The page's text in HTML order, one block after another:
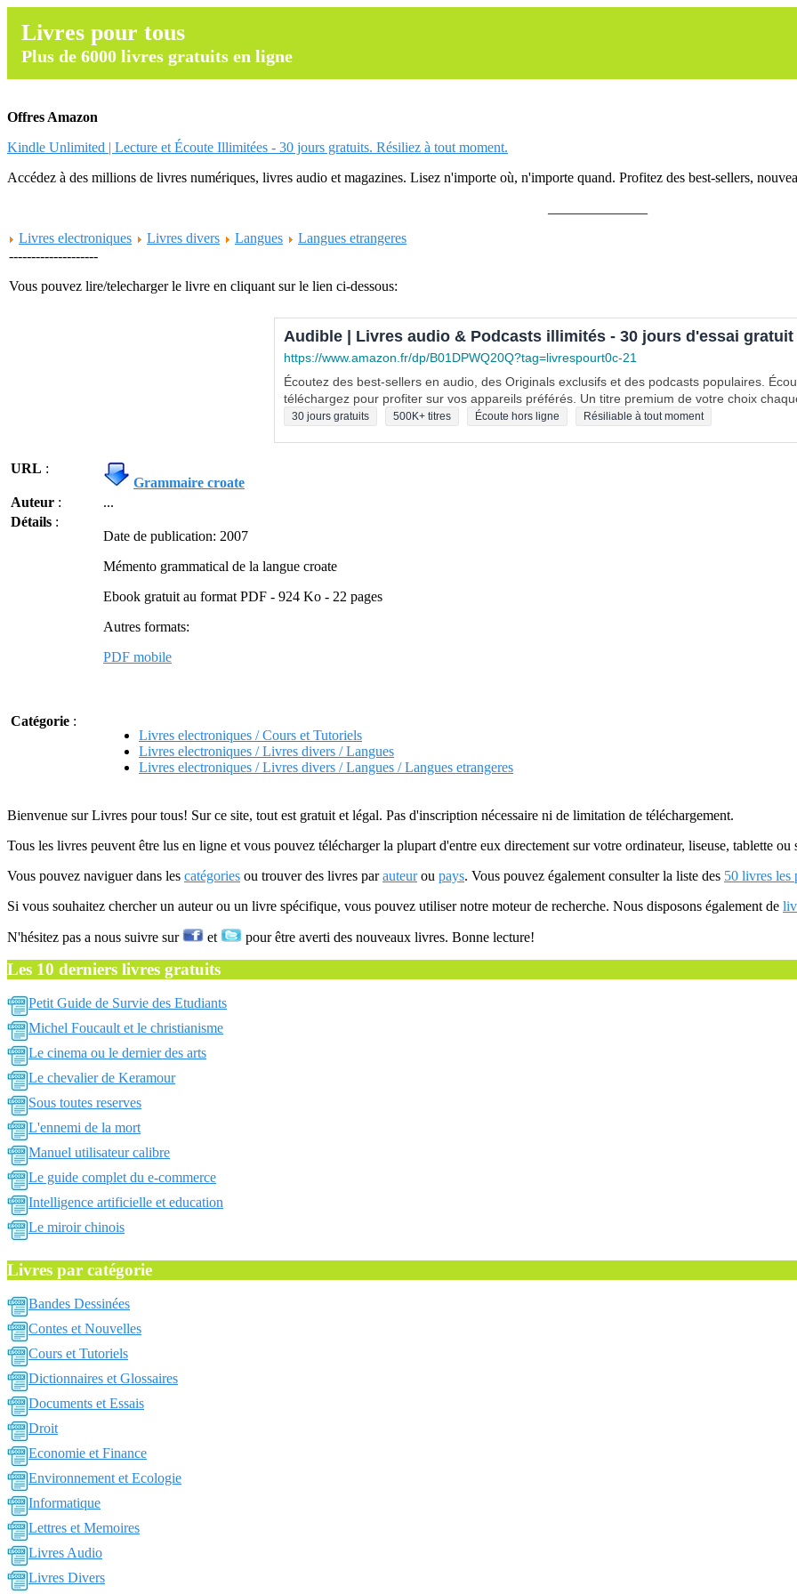
Livres pour tous
Plus de 6000 livres gratuits en ligne
Offres Amazon
Kindle Unlimited | Lecture et Écoute Illimitées - 30 jours gratuits. Résiliez à tout moment.
Accédez à des millions de livres numériques, livres audio et magazines. Lisez n'importe où, n'importe quand. Profitez des best-sellers,
Livres electroniques
Livres divers Langues
Langues etrangeres
--------------------
Vous pouvez lire/telecharger le livre en cliquant sur le lien ci-dessous:
Audible | Livres audio & Podcasts illimités - 30 jours d'essai gratuit
https://www.amazon.fr/dp/B01DPWQ20Q?tag=livrespourt0c-21
Écoutez des best-sellers en audio, des Originals exclusifs et des podcasts populaires.
téléchargez pour profiter sur vos appareils préférés. Un titre premium de votre choix
30 jours gratuits 500K+ titres Écoute hors ligne Résiliable à tout moment
URL :
Grammaire croate
Auteur :
...
Détails :
Date de publication: 2007
Mémento grammatical de la langue croate
Ebook gratuit au format PDF - 924 Ko - 22 pages
Autres formats:
PDF mobile
Catégorie :
Livres electroniques / Cours et Tutoriels
Livres electroniques / Livres divers / Langues
Livres electroniques / Livres divers / Langues / Langues etrangeres
Bienvenue sur Livres pour tous! Sur ce site, tout est gratuit et légal. Pas d'inscription nécessaire ni de limitation de téléchargement.
Tous les livres peuvent être lus en ligne et vous pouvez télécharger la plupart d'entre eux directement sur votre ordinateur, liseuse, tablette ou
Vous pouvez naviguer dans les catégories ou trouver des livres parauteurou pays. Vous pouvez également consulter la liste des 50 livres les
Si vous souhaitez chercher un auteur ou un livre spécifique, vous pouvez utiliser notre moteur de recherche. Nous disposons également de
N'hésitez pas a nous suivre sur et pour être averti des nouveaux livres. Bonne lecture!
Les 10 derniers livres gratuits
Petit Guide de Survie des Etudiants
Michel Foucault et le christianisme
Le cinema ou le dernier des arts
Le chevalier de Keramour
Sous toutes reserves
L'ennemi de la mort
Manuel utilisateur calibre
Le guide complet du e-commerce
Intelligence artificielle et education
Le miroir chinois
Livres par catégorie
Bandes Dessinées
Contes et Nouvelles
Cours et Tutoriels
Dictionnaires et Glossaires
Documents et Essais
Droit
Economie et Finance
Environnement et Ecologie
Informatique
Lettres et Memoires
Livres Audio
Livres Divers